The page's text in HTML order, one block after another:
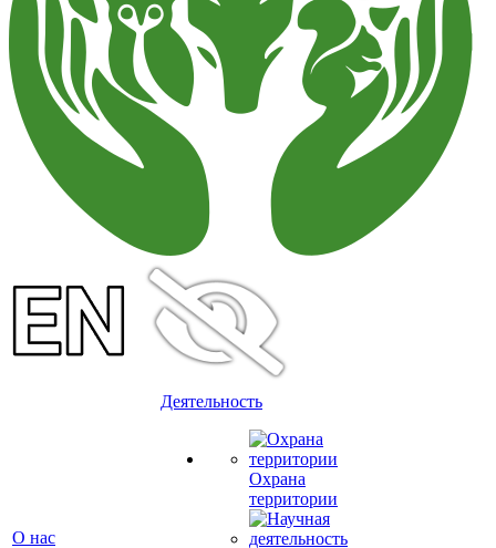
О нас
Деятельность
Охрана
территории